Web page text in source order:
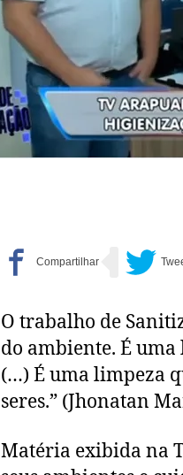
O trabalho de
do ambiente. É
(…) É uma limpeza
seres.” (Jhonatan
Matéria exibida na